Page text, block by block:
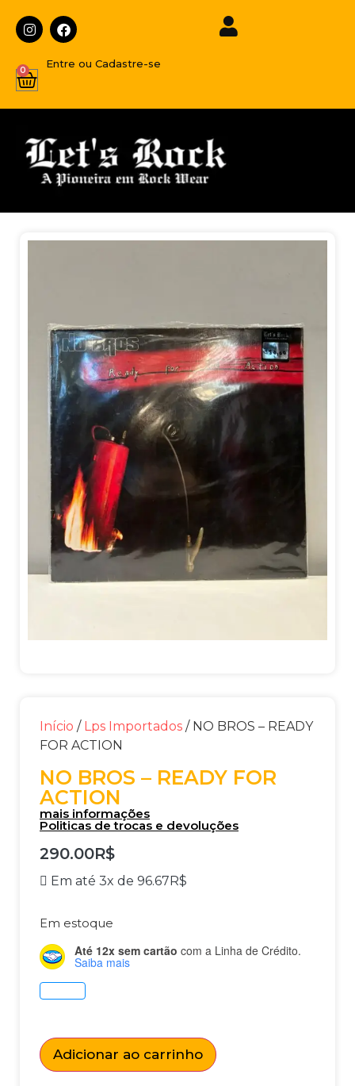
Entre ou Cadastre-se
0
Início / Lps Importados / NO BROS – READY
FOR ACTION
NO BROS – READY FOR
ACTION
mais informações
Politicas de trocas e devoluções
290.00R$
Em até 3x de 96.67R$
Em estoque
Até 12x sem cartão com a Linha de Crédito.
Saiba mais
Adicionar ao carrinho